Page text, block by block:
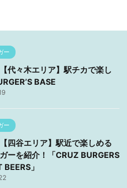
ー
【代々木エリア】駅チカで楽し
BASE
ー
【四谷エリア】駅近で楽しめる
ーを紹介！「CRUZ BURGERS
」